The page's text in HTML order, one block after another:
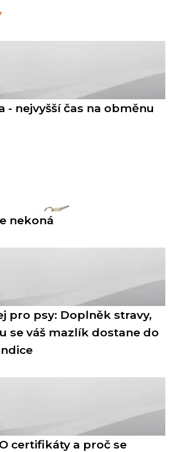
- nejvyšší čas na obměnu
nekoná
pro psy: Doplněk stravy,
se váš mazlík dostane do
certifikáty a proč se